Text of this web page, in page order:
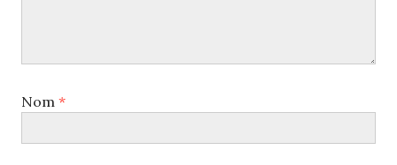
Nom *